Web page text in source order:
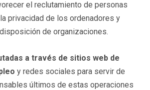
el reclutamiento de personas
privacidad de los ordenadores y
de organizaciones.
a través de sitios web de
y redes sociales para servir de
últimos de estas operaciones